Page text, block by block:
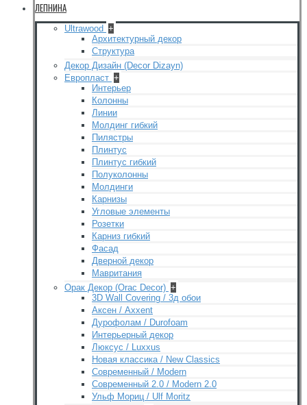
ЛЕПНИНА
Ultrawood +
Архитектурный декор
Структура
Декор Дизайн (Decor Dizayn)
Европласт +
Интерьер
Колонны
Линии
Молдинг гибкий
Пилястры
Плинтус
Плинтус гибкий
Полуколонны
Молдинги
Карнизы
Угловые элементы
Розетки
Карниз гибкий
Фасад
Дверной декор
Мавритания
Орак Декор (Orac Decor) +
3D Wall Covering / 3д обои
Аксен / Axxent
Дурофолам / Durofoam
Интерьерный декор
Люксус / Luxxus
Новая классика / New Classics
Современный / Modern
Современный 2.0 / Modern 2.0
Ульф Мориц / Ulf Moritz